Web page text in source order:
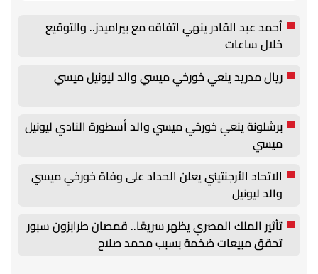
أحمد عبد القادر ينهي اتفاقه مع بيراميدز.. والتوقيع
خلال ساعات
ريال مدريد ينعي خورخي ميسي والد ليونيل ميسي
برشلونة ينعي خورخي ميسي والد أسطورة النادي ليونيل
ميسي
الاتحاد الأرجنتيني يعلن الحداد على وفاة خورخي ميسي
والد ليونيل
تأثير الملك المصري يظهر سريعًا.. قمصان طرابزون سبور
تحقق مبيعات ضخمة بسبب محمد صلاح